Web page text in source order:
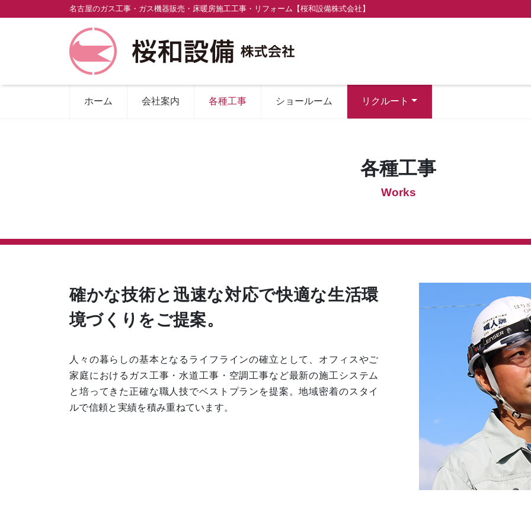
名古屋のガス工事・ガス機器販売・床暖房施工工事・リフォーム【桜和設備株式会社】
ホーム 会社案内 各種工事 ショールーム リクルート
各種工事
Works
確かな技術と迅速な対応で快適な生活環
境づくりをご提案。
人々の暮らしの基本となるライフラインの確立として、オフィスやご
家庭におけるガス工事・水道工事・空調工事など最新の施工システム
と培ってきた正確な職人技でベストプランを提案。地域密着のスタイ
ルで信頼と実績を積み重ねています。